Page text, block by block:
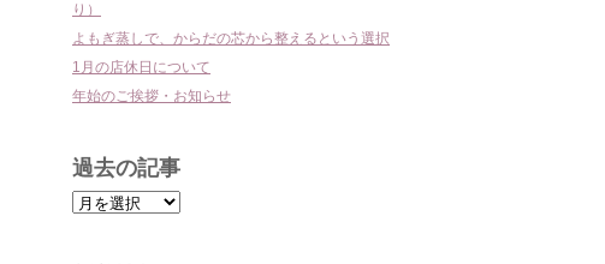
り）
よもぎ蒸しで、からだの芯から整えるという選択
1月の店休日について
年始のご挨拶・お知らせ
過去の記事
過
の